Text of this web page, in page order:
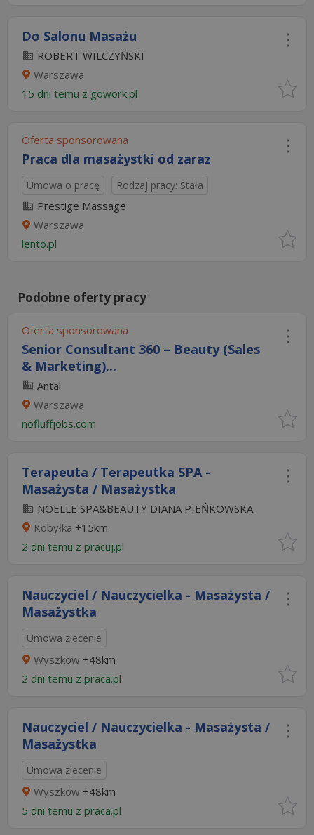
Do Salonu Masażu
ROBERT WILCZYŃSKI
Warszawa
15 dni temu z gowork.pl
Oferta sponsorowana
Praca dla masażystki od zaraz
Umowa o pracę Rodzaj pracy: Stała
Prestige Massage
Warszawa
lento.pl
Podobne oferty pracy
Oferta sponsorowana
Senior Consultant 360 – Beauty (Sales
& Marketing)...
Antal
Warszawa
nofluffjobs.com
Terapeuta / Terapeutka SPA -
Masażysta / Masażystka
NOELLE SPA&BEAUTY DIANA PIEŃKOWSKA
Kobyłka +15km
2 dni temu z pracuj.pl
Nauczyciel / Nauczycielka - Masażysta /
Masażystka
Umowa zlecenie
Wyszków +48km
2 dni temu z praca.pl
Nauczyciel / Nauczycielka - Masażysta /
Masażystka
Umowa zlecenie
Wyszków +48km
5 dni temu z praca.pl